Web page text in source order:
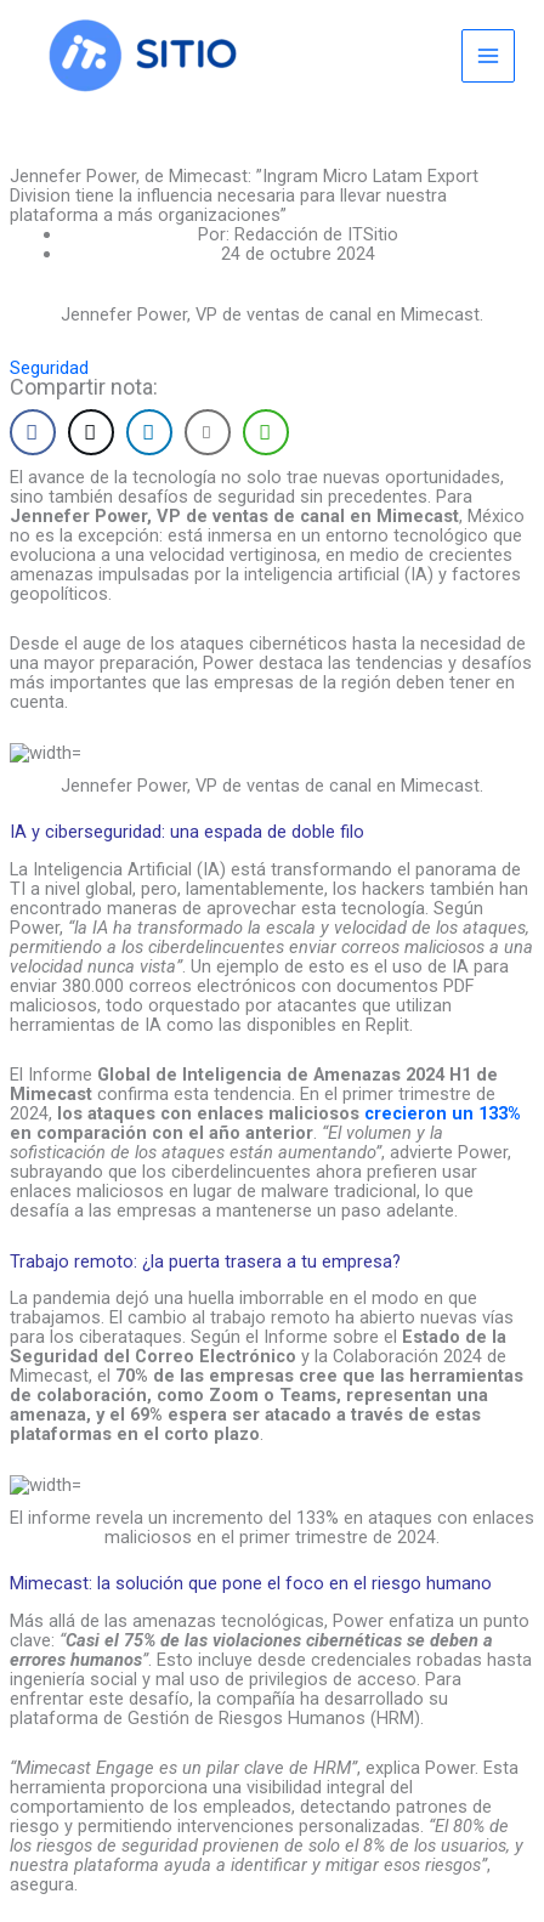
content
Jennefer Power, de Mimecast: ”Ingram Micro Latam Export
Division tiene la influencia necesaria para llevar nuestra
plataforma a más organizaciones”
Por: Redacción de ITSitio
24 de octubre 2024
Jennefer Power, VP de ventas de canal en Mimecast.
Seguridad
Compartir nota:
El avance de la tecnología no solo trae nuevas oportunidades,
sino también desafíos de seguridad sin precedentes. Para
Jennefer Power, VP de ventas de canal en Mimecast, México
no es la excepción: está inmersa en un entorno tecnológico que
evoluciona a una velocidad vertiginosa, en medio de crecientes
amenazas impulsadas por la inteligencia artificial (IA) y factores
geopolíticos.
Desde el auge de los ataques cibernéticos hasta la necesidad de
una mayor preparación, Power destaca las tendencias y desafíos
más importantes que las empresas de la región deben tener en
cuenta.
Jennefer Power, VP de ventas de canal en Mimecast.
IA y ciberseguridad: una espada de doble filo
La Inteligencia Artificial (IA) está transformando el panorama de
TI a nivel global, pero, lamentablemente, los hackers también han
encontrado maneras de aprovechar esta tecnología. Según
Power, “la IA ha transformado la escala y velocidad de los ataques,
permitiendo a los ciberdelincuentes enviar correos maliciosos a una
velocidad nunca vista”. Un ejemplo de esto es el uso de IA para
enviar 380.000 correos electrónicos con documentos PDF
maliciosos, todo orquestado por atacantes que utilizan
herramientas de IA como las disponibles en Replit.
El Informe Global de Inteligencia de Amenazas 2024 H1 de
Mimecastconfirma esta tendencia. En el primer trimestre de
2024, los ataques con enlaces maliciosos crecieron un 133%
en comparación con el año anterior. “El volumen y la
sofisticación de los ataques están aumentando”, advierte Power,
subrayando que los ciberdelincuentes ahora prefieren usar
enlaces maliciosos en lugar de malware tradicional, lo que
desafía a las empresas a mantenerse un paso adelante.
Trabajo remoto: ¿la puerta trasera a tu empresa?
La pandemia dejó una huella imborrable en el modo en que
trabajamos. El cambio al trabajo remoto ha abierto nuevas vías
para los ciberataques. Según el Informe sobre el Estado de la
Seguridad del Correo Electrónico y la Colaboración 2024 de
Mimecast, el 70% de las empresas cree que las herramientas
de colaboración, como Zoom o Teams, representan una
amenaza, y el 69% espera ser atacado a través de estas
plataformas en el corto plazo.
El informe revela un incremento del 133% en ataques con enlaces
maliciosos en el primer trimestre de 2024.
Mimecast: la solución que pone el foco en el riesgo humano
Más allá de las amenazas tecnológicas, Power enfatiza un punto
clave: “Casi el 75% de las violaciones cibernéticas se deben a
errores humanos”. Esto incluye desde credenciales robadas hasta
ingeniería social y mal uso de privilegios de acceso. Para
enfrentar este desafío, la compañía ha desarrollado su
plataforma de Gestión de Riesgos Humanos (HRM).
“Mimecast Engage es un pilar clave de HRM”, explica Power. Esta
herramienta proporciona una visibilidad integral del
comportamiento de los empleados, detectando patrones de
riesgo y permitiendo intervenciones personalizadas. “El 80% de
los riesgos de seguridad provienen de solo el 8% de los usuarios, y
nuestra plataforma ayuda a identificar y mitigar esos riesgos”,
asegura.